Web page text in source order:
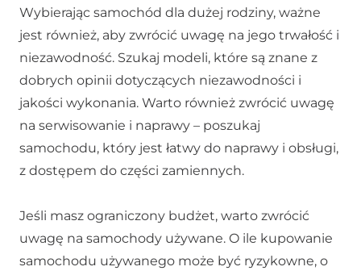
Wybierając samochód dla dużej rodziny, ważne
jest również, aby zwrócić uwagę na jego trwałość i
niezawodność. Szukaj modeli, które są znane z
dobrych opinii dotyczących niezawodności i
jakości wykonania. Warto również zwrócić uwagę
na serwisowanie i naprawy – poszukaj
samochodu, który jest łatwy do naprawy i obsługi,
z dostępem do części zamiennych.
Jeśli masz ograniczony budżet, warto zwrócić
uwagę na samochody używane. O ile kupowanie
samochodu używanego może być ryzykowne, o